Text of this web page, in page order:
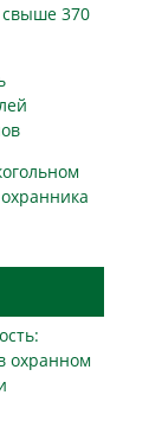
370
охранном